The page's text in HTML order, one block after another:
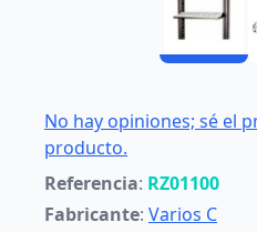
No hay opiniones; sé el
producto.
Referencia: RZ01100
Fabricante: Varios C